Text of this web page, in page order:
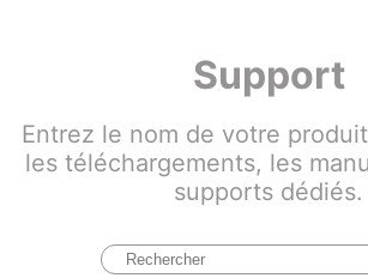
Support
Entrez le nom de votre
les téléchargements, les
supports dédiés.